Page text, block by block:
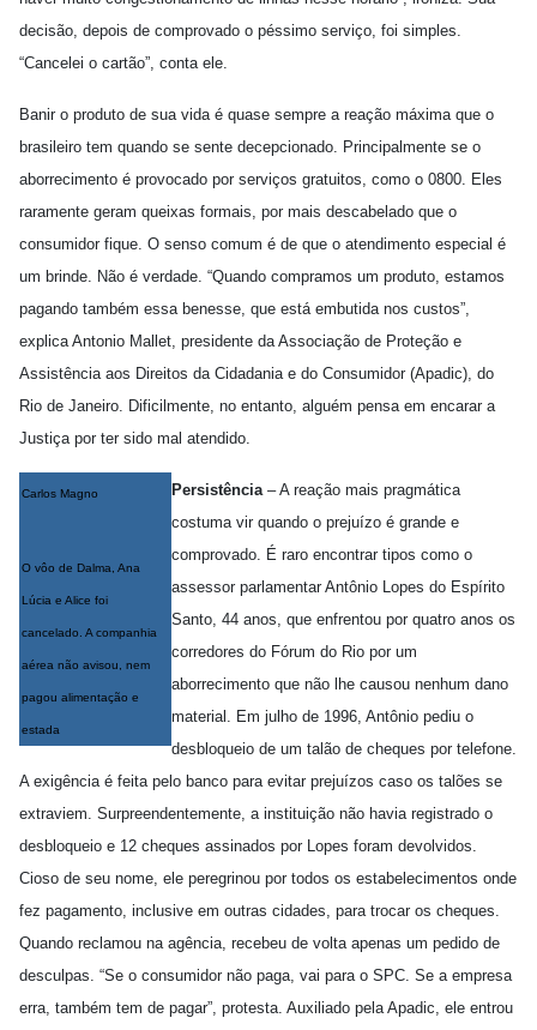
decisão, depois de comprovado o péssimo serviço, foi simples.
“Cancelei o cartão”, conta ele.
Banir o produto de sua vida é quase sempre a reação máxima que o
brasileiro tem quando se sente decepcionado. Principalmente se o
aborrecimento é provocado por serviços gratuitos, como o 0800. Eles
raramente geram queixas formais, por mais descabelado que o
consumidor fique. O senso comum é de que o atendimento especial é
um brinde. Não é verdade. “Quando compramos um produto, estamos
pagando também essa benesse, que está embutida nos custos”,
explica Antonio Mallet, presidente da Associação de Proteção e
Assistência aos Direitos da Cidadania e do Consumidor (Apadic), do
Rio de Janeiro. Dificilmente, no entanto, alguém pensa em encarar a
Justiça por ter sido mal atendido.
Carlos Magno
O vôo de Dalma, Ana
Lúcia e Alice foi
cancelado. A companhia
aérea não avisou, nem
pagou alimentação e
estada
Persistência– A reação mais pragmática
costuma vir quando o prejuízo é grande e
comprovado. É raro encontrar tipos como o
assessor parlamentar Antônio Lopes do Espírito
Santo, 44 anos, que enfrentou por quatro anos os
corredores do Fórum do Rio por um
aborrecimento que não lhe causou nenhum dano
material. Em julho de 1996, Antônio pediu o
desbloqueio de um talão de cheques por telefone.
A exigência é feita pelo banco para evitar prejuízos caso os talões se
extraviem. Surpreendentemente, a instituição não havia registrado o
desbloqueio e 12 cheques assinados por Lopes foram devolvidos.
Cioso de seu nome, ele peregrinou por todos os estabelecimentos onde
fez pagamento, inclusive em outras cidades, para trocar os cheques.
Quando reclamou na agência, recebeu de volta apenas um pedido de
desculpas. “Se o consumidor não paga, vai para o SPC. Se a empresa
erra, também tem de pagar”, protesta. Auxiliado pela Apadic, ele entrou